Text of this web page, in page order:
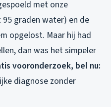
met onze
graden water) en de
opgelost. Maar hij had
dan was het simpeler
vooronderzoek, bel nu:
diagnose zonder